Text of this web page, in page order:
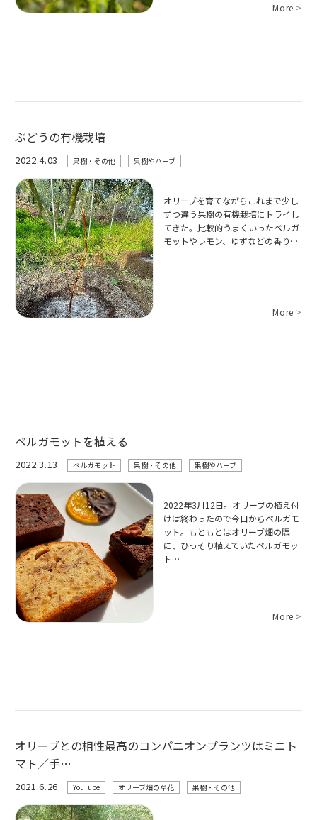
More >
ぶどうの有機栽培
2022.4.03 果樹・その他 果樹やハーブ
オリーブを育てながらこれまで少し
ずつ違う果樹の有機栽培にトライし
てきた。比較的うまくいったベルガ
モットやレモン、ゆずなどの香り…
More >
ベルガモットを植える
2022.3.13 ベルガモット 果樹・その他 果樹やハーブ
2022年3月12日。オリーブの植え付
けは終わったので今日からベルガモ
ット。もともとはオリーブ畑の隅
に、ひっそり植えていたベルガモッ
ト…
More >
オリーブとの相性最高のコンパニオンプランツはミニト
マト／手…
2021.6.26 YouTube オリーブ畑の草花 果樹・その他